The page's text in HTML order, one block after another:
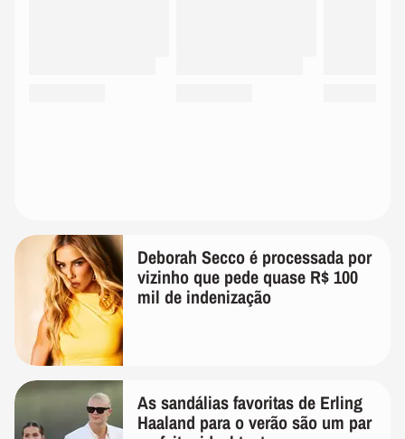
Deborah Secco é processada por
vizinho que pede quase R$ 100
mil de indenização
As sandálias favoritas de Erling
Haaland para o verão são um par